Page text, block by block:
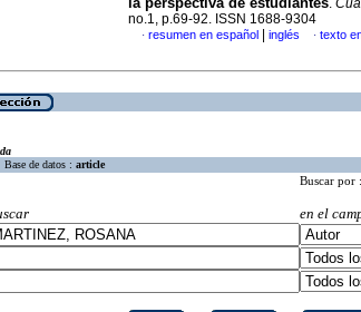
.
no.1, p.69-92. ISSN 1688-9304
· resumen en español inglés · texto
Base de datos : article
Buscar por :
en el